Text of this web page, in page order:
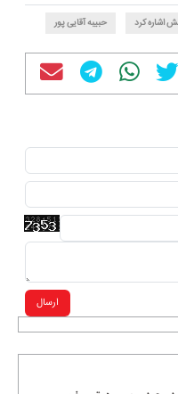
اشاره کرد حبیبه آقایی پور
ارسال